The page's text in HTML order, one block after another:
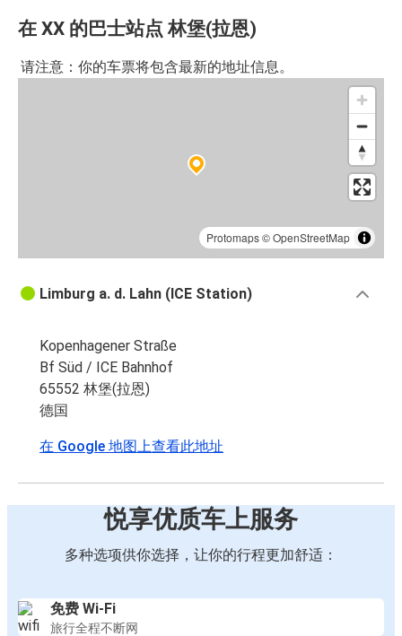
在 XX 的巴士站点 林堡(拉恩)
请注意：你的车票将包含最新的地址信息。
Protomaps©OpenStreetMap
Limburg a. d. Lahn (ICE Station)
Kopenhagener Straße
Bf Süd / ICE Bahnhof
65552 林堡(拉恩)
德国
在 Google 地图上查看此地址
悦享优质车上服务
多种选项供你选择，让你的行程更加舒适：
免费 Wi-Fi
旅行全程不断网